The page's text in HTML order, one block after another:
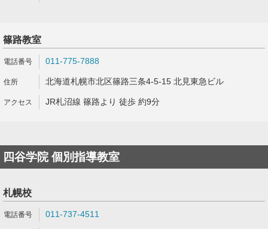
篠路教室
011-775-7888
北海道札幌市北区篠路三条4-5-15 北見東急ビル
JR札沼線 篠路より 徒歩 約9分
四谷学院 個別指導教室
札幌校
011-737-4511